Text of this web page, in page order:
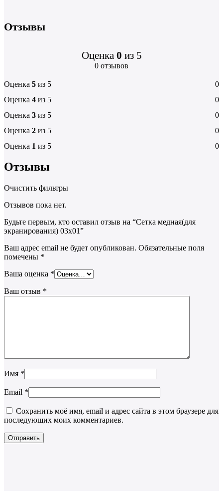
Отзывы
Оценка 0 из 5
0 отзывов
Оценка 5 из 5
0
Оценка 4 из 5
0
Оценка 3 из 5
0
Оценка 2 из 5
0
Оценка 1 из 5 0
Отзывы
Очистить фильтры
Отзывов пока нет.
Будьте первым, кто оставил отзыв на “Сетка медная(для
экранирования) 03х01”
Ваш адрес email не будет опубликован. Обязательные поля
помечены *
Ваша оценка *
Ваш отзыв *
Имя *
Email *
Сохранить моё имя, email и адрес сайта в этом браузере для
последующих моих комментариев.